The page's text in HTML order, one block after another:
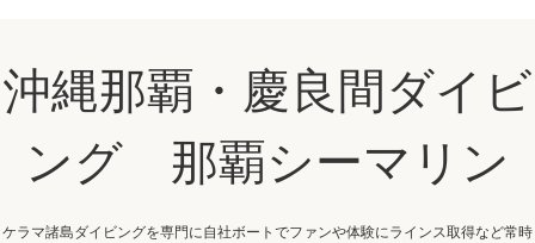
沖縄那覇・慶良間ダイビ
ング 那覇シーマリン
ケラマ諸島ダイビングを専門に自社ボートでファンや体験にラインス取得など常時